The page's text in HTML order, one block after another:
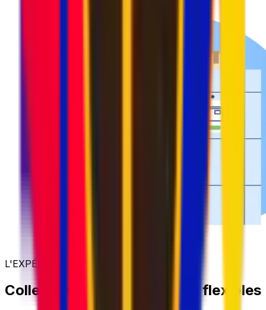
L'EXPÉDITION SIMPLIFIÉE
Collecte et livraison de colis flexibles